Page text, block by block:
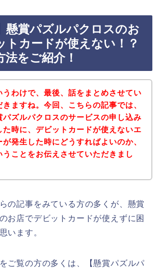
懸賞パズルパクロスのお
トカードが使えない！？
法をご紹介！
うわけで、最後、話をまとめさせてい
きますね。今回、こちらの記事では、
パズルパクロスのサービスの申し込み
た時に、デビットカードが使えないエ
が発生した時にどうすればよいのか、
うことをお伝えさせていただきまし
の記事をみている方の多くが、懸賞
お店でデビットカードが使えずに困
います。
ご覧の方の多くは、【懸賞パズルパ